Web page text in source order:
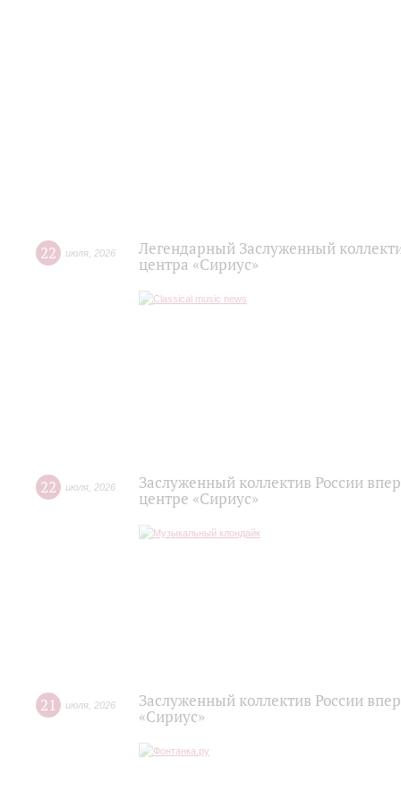
22 июля 2026
Легендарный Заслуженный
центра «Сириус»
22 июля 2026
Заслуженный коллектив России
центре «Сириус»
21 июля 2026
Заслуженный коллектив России
«Сириус»